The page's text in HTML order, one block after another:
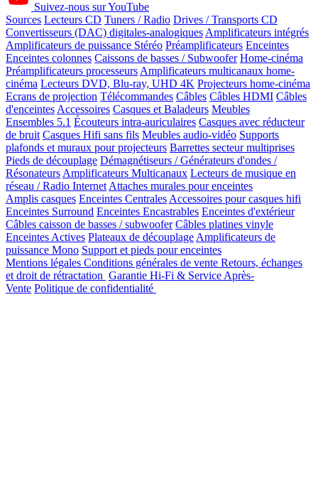
Suivez-nous sur YouTube
Sources Lecteurs CD Tuners / Radio Drives / Transports CD
Convertisseurs (DAC) digitales-analogiques Amplificateurs intégrés
Amplificateurs de puissance Stéréo Préamplificateurs Enceintes
Enceintes colonnes Caissons de basses / Subwoofer Home-cinéma
Préamplificateurs processeurs Amplificateurs multicanaux home-
cinéma Lecteurs DVD, Blu-ray, UHD 4K Projecteurs home-cinéma
Ecrans de projection Télécommandes Câbles Câbles HDMI Câbles
d'enceintes Accessoires Casques et Baladeurs Meubles
Ensembles 5.1 Écouteurs intra-auriculaires Casques avec réducteur
de bruit Casques Hifi sans fils Meubles audio-vidéo Supports
plafonds et muraux pour projecteurs Barrettes secteur multiprises
Pieds de découplage Démagnétiseurs / Générateurs d'ondes /
Résonateurs Amplificateurs Multicanaux Lecteurs de musique en
réseau / Radio Internet Attaches murales pour enceintes
Amplis casques Enceintes Centrales Accessoires pour casques hifi
Enceintes Surround Enceintes Encastrables Enceintes d'extérieur
Câbles caisson de basses / subwoofer Câbles platines vinyle
Enceintes Actives Plateaux de découplage Amplificateurs de
puissance Mono Support et pieds pour enceintes
Mentions légales Conditions générales de vente Retours, échanges
et droit de rétractation Garantie Hi-Fi & Service Après-
Vente Politique de confidentialité